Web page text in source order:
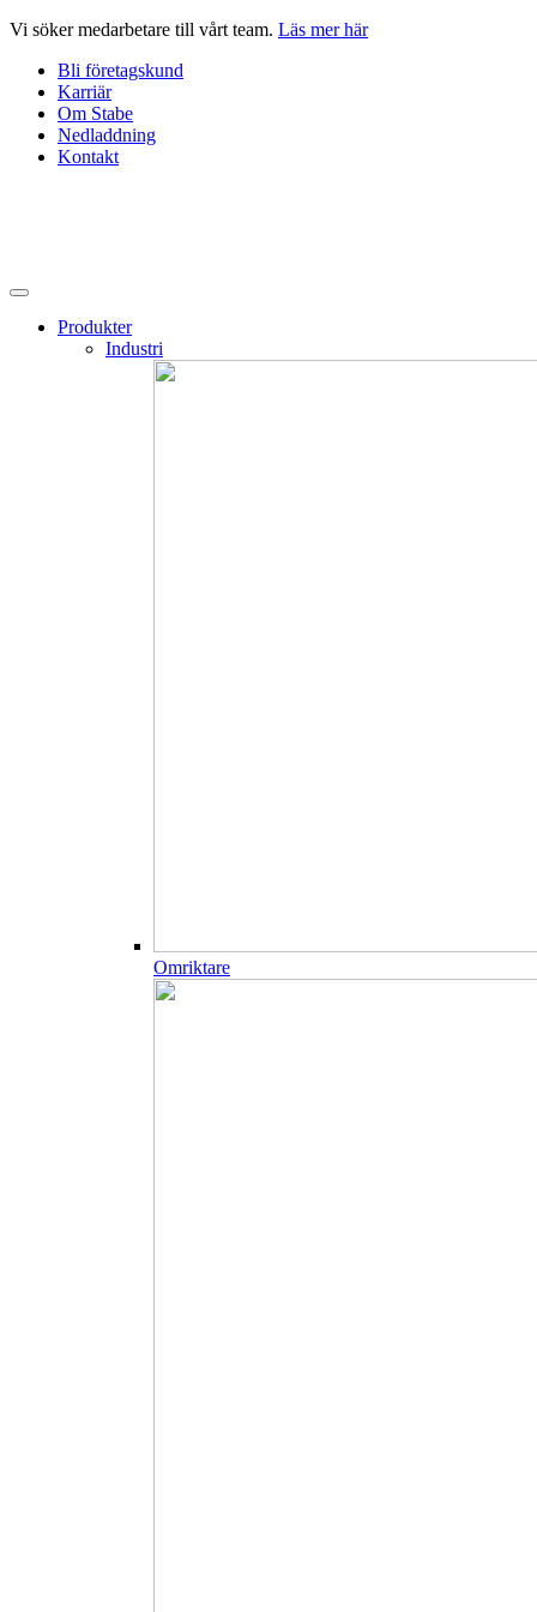
Hoppa
innehåll
Vi söker medarbetare till vårt team. Läs mer här
Bli företagskund
Karriär
Om Stabe
Nedladdning
Kontakt
Produkter
Industri
Omriktare